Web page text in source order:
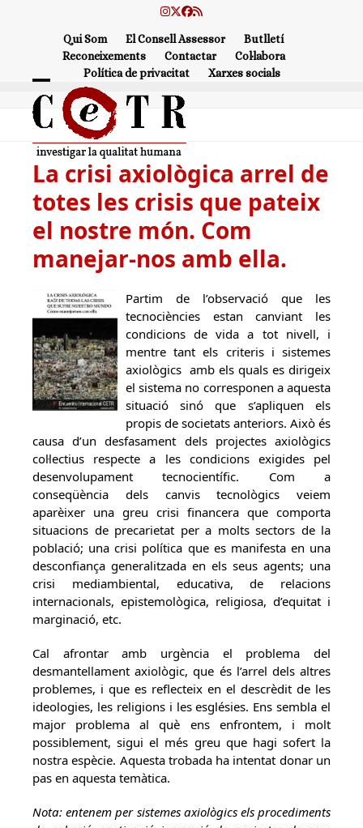
Instagram
Twitter
Facebook
RSS
Qui Som El Consell Assessor
Butlletí
Reconeixements
Contactar
Col·labora
Política de privacitat
Xarxes socials
Open
mobile
menu
Close
mobile
menu
La crisi axiològica arrel de
totes les crisis que pateix
el nostre món. Com
manejar-nos amb ella.
Partim de l’observació que les
tecnociències estan canviant les
condicions de vida a tot nivell, i
mentre tant els criteris i sistemes
axiològics amb els quals es dirigeix
el sistema no corresponen a aquesta
situació sinó que s’apliquen els
propis de societats anteriors. Això és
causa d’un desfasament dels projectes axiològics
col·lectius respecte a les condicions exigides pel
desenvolupament tecnocientífic. Com a
conseqüència dels canvis tecnològics veiem
aparèixer una greu crisi financera que comporta
situacions de precarietat per a molts sectors de la
població; una crisi política que es manifesta en una
desconfiança generalitzada en els seus agents; una
crisi mediambiental, educativa, de relacions
internacionals, epistemològica, religiosa, d’equitat i
marginació, etc.
Cal afrontar amb urgència el problema del
desmantellament axiològic, que és l’arrel dels altres
problemes, i que es reflecteix en el descrèdit de les
ideologies, les religions i les esglésies. Ens sembla el
major problema al què ens enfrontem, i molt
possiblement, sigui el més greu que hagi sofert la
nostra espècie. Aquesta trobada ha intentat donar un
pas en aquesta temàtica.
Nota: entenem per sistemes axiològics els procediments